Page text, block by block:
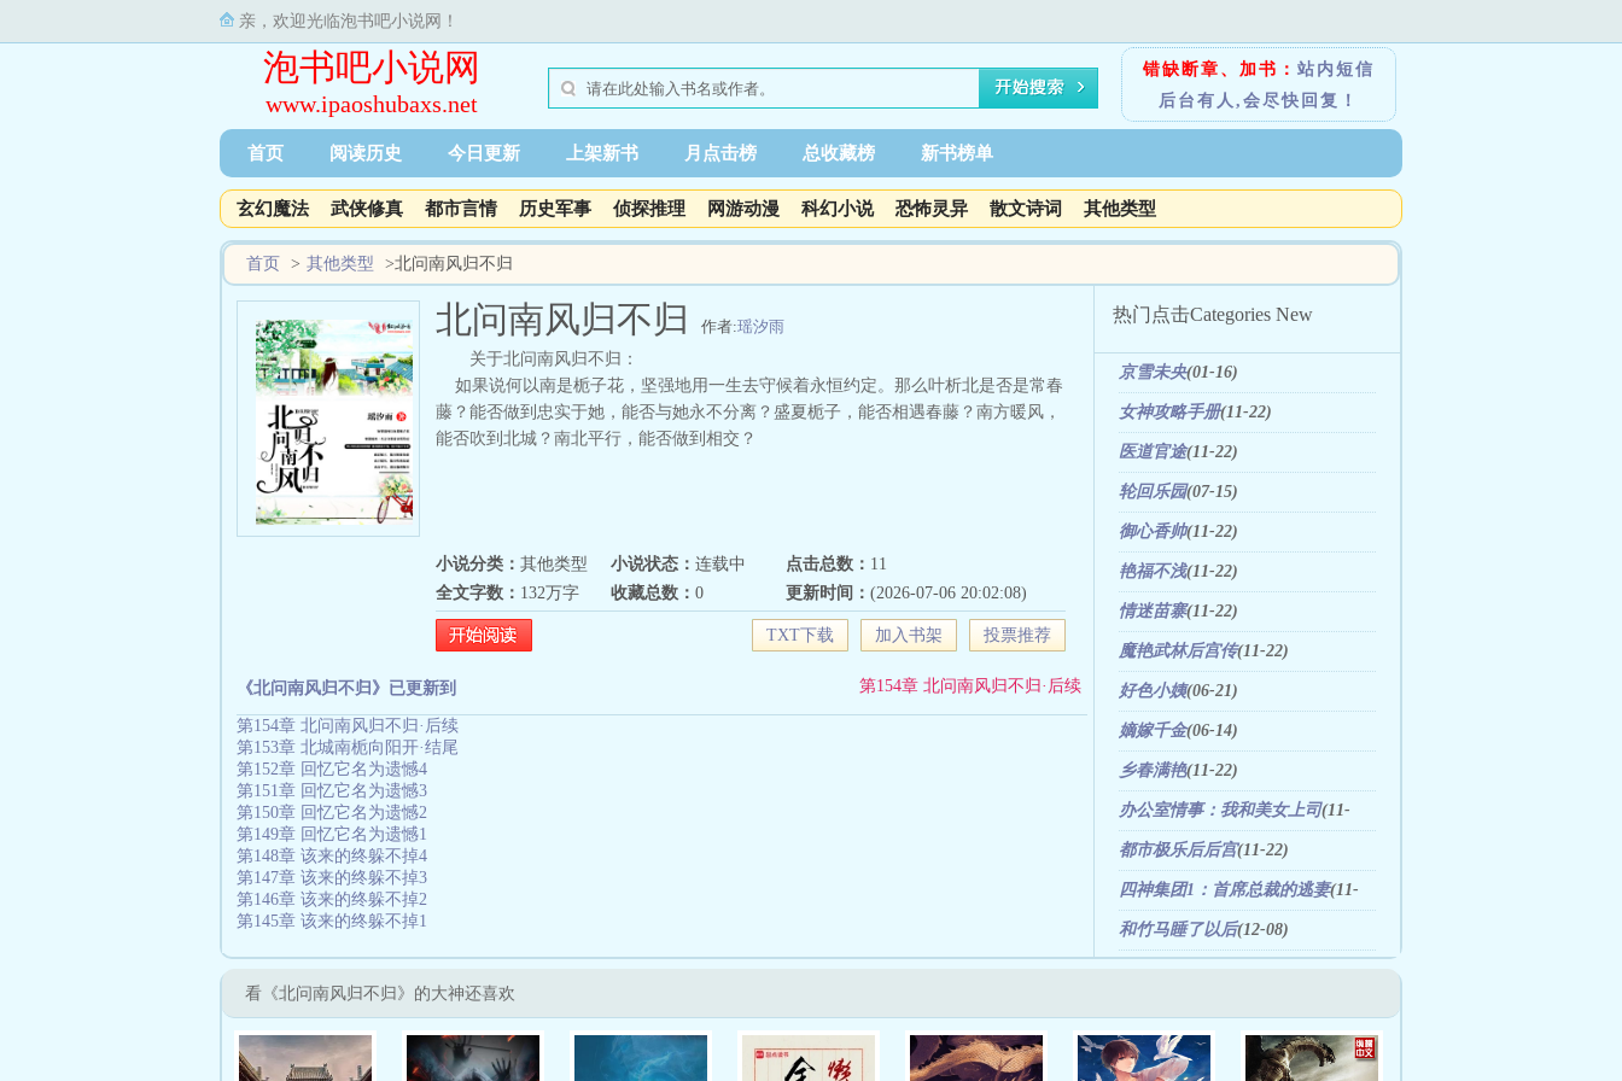
亲，欢迎光临泡书吧小说网！
泡书吧小说网
www.ipaoshubaxs.net
错缺断章、加书： 站内短信
后台有人,会尽快回复！
首页 阅读历史 今日更新 上架新书 月点击榜 总收藏榜 新书榜单
玄幻魔法 武侠修真 都市言情 历史军事 侦探推理 网游动漫 科幻小说 恐怖灵异 散文诗词 其他类型
首页 > 其他类型 >北问南风归不归
北问南风归不归 作者:瑶汐雨
关于北问南风归不归：
如果说何以南是栀子花，坚强地用一生去守候着永恒约定。那么叶析北是否是常春
藤？能否做到忠实于她，能否与她永不分离？盛夏栀子，能否相遇春藤？南方暖风，
能否吹到北城？南北平行，能否做到相交？
小说分类： 其他类型 小说状态： 连载中 点击总数： 11
全文字数： 132万字 收藏总数： 0 更新时间： (2026-07-06 20:02:08)
TXT下载 加入书架 投票推荐
《北问南风归不归》已更新到 第154章 北问南风归不归·后续
第154章 北问南风归不归·后续
第153章 北城南栀向阳开·结尾
第152章 回忆它名为遗憾4
第151章 回忆它名为遗憾3
第150章 回忆它名为遗憾2
第149章 回忆它名为遗憾1
第148章 该来的终躲不掉4
第147章 该来的终躲不掉3
第146章 该来的终躲不掉2
第145章 该来的终躲不掉1
热门点击Categories New
京雪未央(01-16)
女神攻略手册(11-22)
医道官途(11-22)
轮回乐园(07-15)
御心香帅(11-22)
艳福不浅(11-22)
情迷苗寨(11-22)
魔艳武林后宫传(11-22)
好色小姨(06-21)
嫡嫁千金(06-14)
乡春满艳(11-22)
办公室情事：我和美女上司(11-
22)
都市极乐后后宫(11-22)
四神集团1：首席总裁的逃妻(11-
22)
和竹马睡了以后(12-08)
看《北问南风归不归》的大神还喜欢